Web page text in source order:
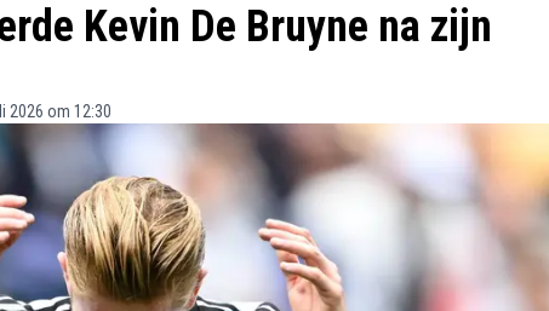
Kevin De Bruyne na zijn
2026 om 12:30